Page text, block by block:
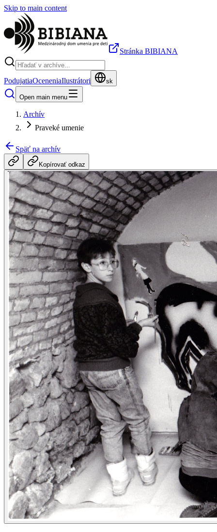
Skip to main content
Stránka BIBIANA
PodujatiaOceneniaIlustrátori sk
Open main menu
Archív
Praveké umenie
Späť na archív
Kopírovať odkaz